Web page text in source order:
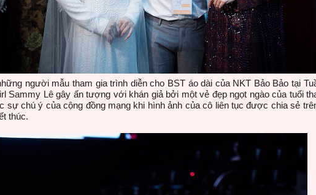
người mẫu tham gia trình diễn cho BST áo dài của NKT Bảo Bảo tại
Sammy Lê gây ấn tượng với khán giả bởi một vẻ đẹp ngọt ngào của tuổi
sự chú ý của cộng đồng mạng khi hình ảnh của cô liên tục được chia sẻ
thúc.